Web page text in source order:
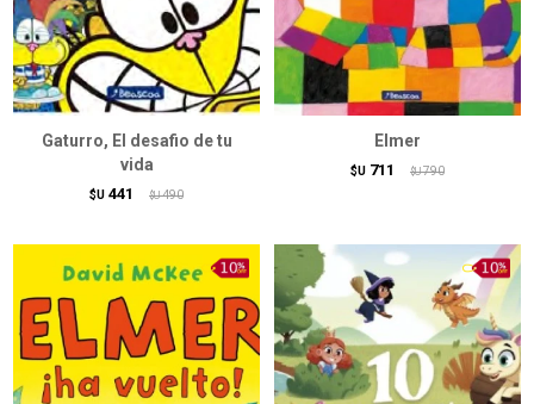
Gaturro, El desafio de tu
vida
$U 441 $U 490
Elmer
$U 711 $U 790